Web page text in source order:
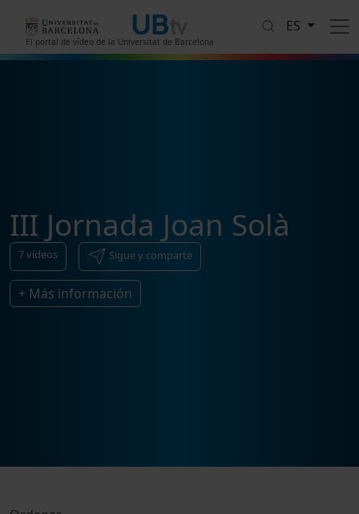
El portal de vídeo de la Universitat de Barcelona
ES
III Jornada Joan Solà
7vídeos Sigue y comparte
+ Más información